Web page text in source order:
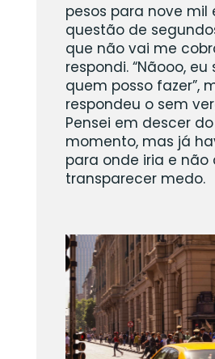
pesos para nove mil
questão de
que não vai me
respondi. “Nãooo,
quem posso fazer”,
respondeu o sem
Pensei em descer
momento, mas já
para onde iria e não
transparecer medo.